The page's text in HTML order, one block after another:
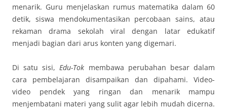
menarik. Guru menjelaskan rumus matematika dalam 60
detik, siswa mendokumentasikan percobaan sains, atau
rekaman drama sekolah viral dengan latar edukatif
menjadi bagian dari arus konten yang digemari.
Di satu sisi,Edu-Tok membawa perubahan besar dalam
cara pembelajaran disampaikan dan dipahami. Video-
video pendek yang ringan dan menarik mampu
menjembatani materi yang sulit agar lebih mudah dicerna.